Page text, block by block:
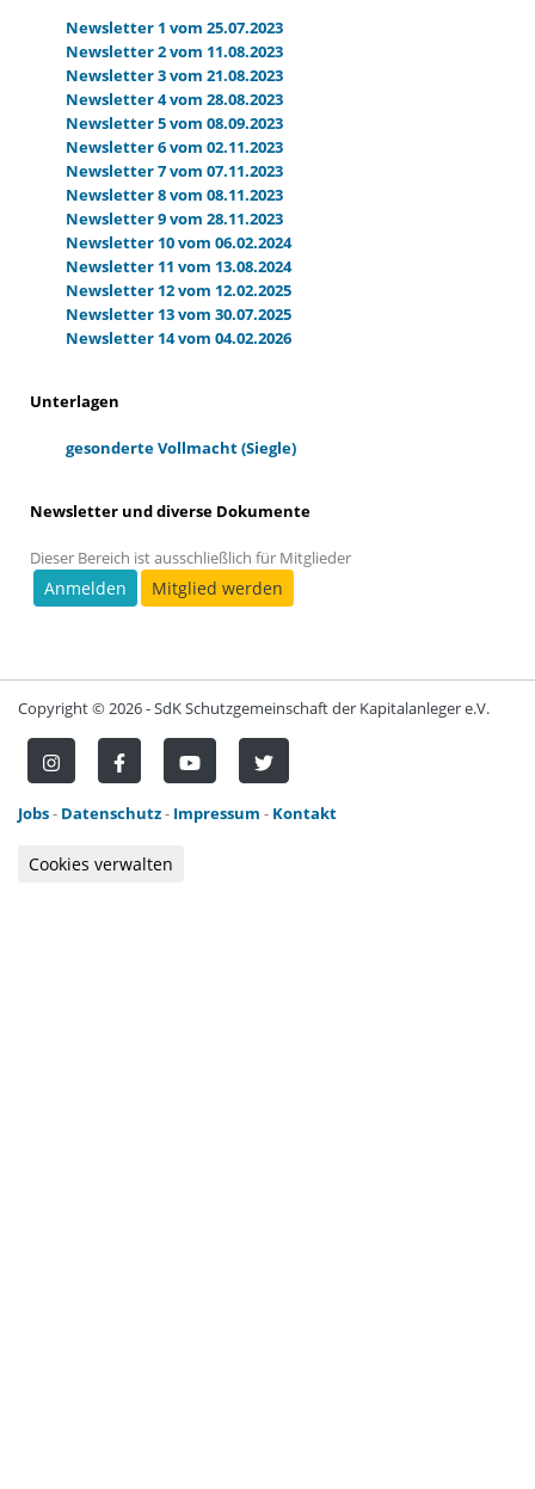
Newsletter 1 vom 25.07.2023
Newsletter 2 vom 11.08.2023
Newsletter 3 vom 21.08.2023
Newsletter 4 vom 28.08.2023
Newsletter 5 vom 08.09.2023
Newsletter 6 vom 02.11.2023
Newsletter 7 vom 07.11.2023
Newsletter 8 vom 08.11.2023
Newsletter 9 vom 28.11.2023
Newsletter 10 vom 06.02.2024
Newsletter 11 vom 13.08.2024
Newsletter 12 vom 12.02.2025
Newsletter 13 vom 30.07.2025
Newsletter 14 vom 04.02.2026
Unterlagen
gesonderte Vollmacht (Siegle)
Newsletter und diverse Dokumente
Dieser Bereich ist ausschließlich für Mitglieder
Anmelden Mitglied werden
Copyright ©2026 - SdK Schutzgemeinschaft der Kapitalanleger e.V.
Jobs- Datenschutz- Impressum - Kontakt
Cookies verwalten